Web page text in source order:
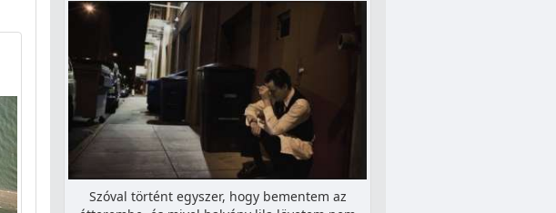
Szóval történt egyszer, hogy bementem az